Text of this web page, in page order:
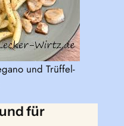
und Trüffel-
für